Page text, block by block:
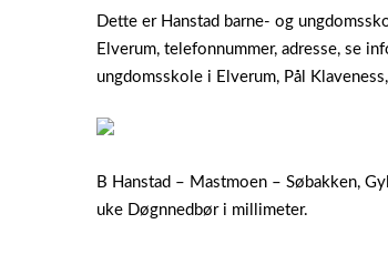
Dette er Hanstad barne- og
Elverum, telefonnummer, adresse, se
ungdomsskole i Elverum, Pål
B Hanstad – Mastmoen – Søbakken,
uke Døgnnedbør i millimeter.